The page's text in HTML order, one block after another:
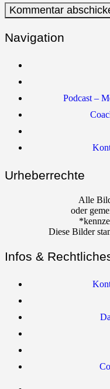
Navigation
Podcast –
Urheberrechte
Alle
oder
Diese Bilder
Infos &